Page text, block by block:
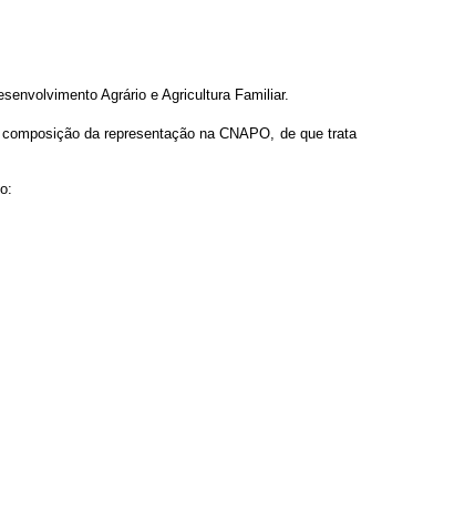
Agrário e Agricultura Familiar.
da representação na CNAPO, de que trata